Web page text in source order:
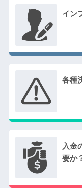
イン
各種
入金
要か